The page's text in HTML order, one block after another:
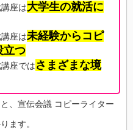
座は大学生の就活に
座は未経験からコピ
立つ
座ではさまざまな境
、宣伝会議 コピーライター
ます。